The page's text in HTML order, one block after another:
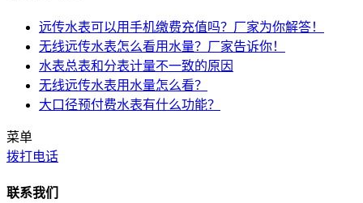
远传水表可以用手机缴费充值吗？厂家为你解答！
无线远传水表怎么看用水量？厂家告诉你！
水表总表和分表计量不一致的原因
无线远传水表用水量怎么看？
大口径预付费水表有什么功能？
菜单
拨打电话
联系我们